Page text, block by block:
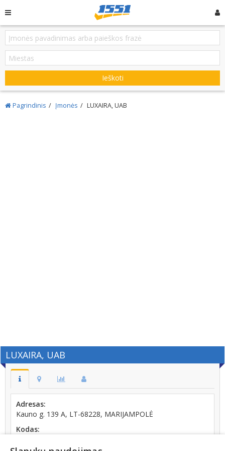
Ieškoti
Pagrindinis Įmonės LUXAIRA, UAB
LUXAIRA, UAB
Adresas:
Kauno g. 139 A, LT-68228, MARIJAMPOLĖ
Kodas: